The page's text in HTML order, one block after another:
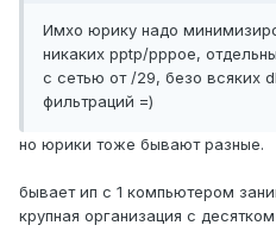
Имхо юрику надо
никаких pptp/pppoe,
с сетью от /29, безо всяких
фильтраций =)
но юрики тоже бывают разные.
бывает ип с 1 компьютером
крупная организация с